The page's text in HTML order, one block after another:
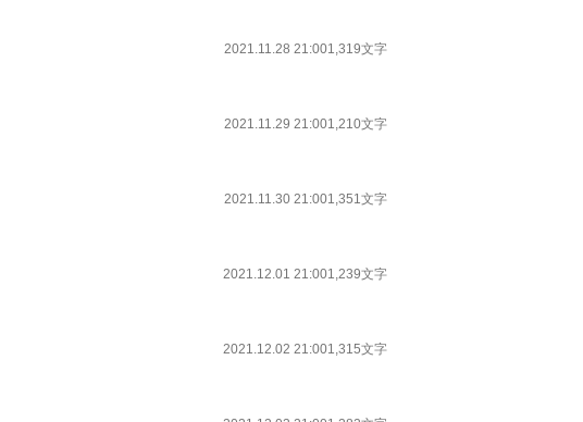
2021.11.28 21:001,319文字
2021.11.29 21:001,210文字
2021.11.30 21:001,351文字
2021.12.01 21:001,239文字
2021.12.02 21:001,315文字